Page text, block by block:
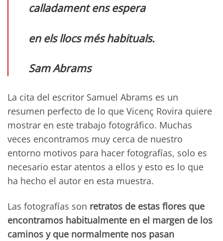
calladament ens espera
en els llocs més habituals.
Sam Abrams
La cita del escritor Samuel Abrams es un
resumen perfecto de lo que Vicenç Rovira quiere
mostrar en este trabajo fotográfico. Muchas
veces encontramos muy cerca de nuestro
entorno motivos para hacer fotografías, solo es
necesario estar atentos a ellos y esto es lo que
ha hecho el autor en esta muestra.
Las fotografías son retratos de estas flores que
encontramos habitualmente en el margen de los
caminos y que normalmente nos pasan